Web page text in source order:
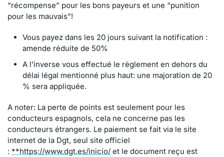
“récompense” pour les bons payeurs et une “punition
pour les mauvais”!
Vous payez dans les 20 jours suivant la notification :
amende réduite de 50%
A l’inverse vous effectué le règlement en dehors du
délai légal mentionné plus haut: une majoration de 20
% sera appliquée.
A noter: La perte de points est seulement pour les
conducteurs espagnols, cela ne concerne pas les
conducteurs étrangers. Le paiement se fait via le site
internet de la Dgt, seul site officiel
: **https://www.dgt.es/inicio/ et le document reçu est